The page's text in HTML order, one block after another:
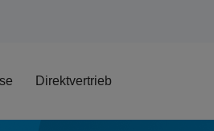
Direktvertrieb